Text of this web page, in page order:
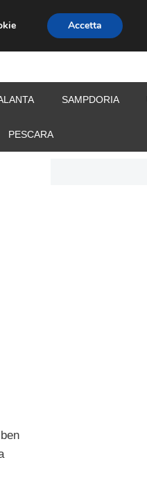
CALCIOMERCATO
SAMPDORIA
PESCARA
Accetta